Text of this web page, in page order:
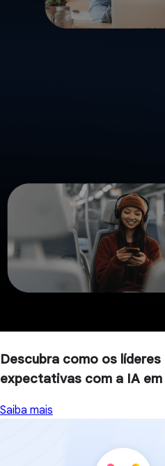
Descubra como os
expectativas com a IA
Saiba mais